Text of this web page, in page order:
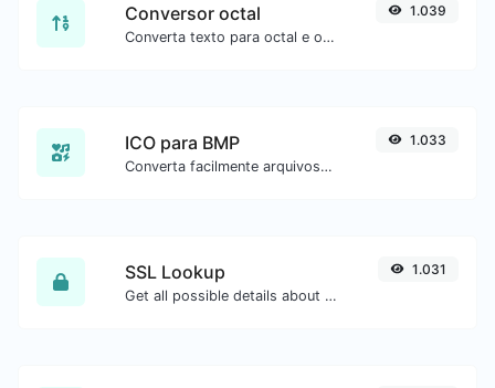
Conversor octal
Converta texto para octal e o contrário para qualquer entrada de string.
1.039
ICO para BMP
Converta facilmente arquivos de imagem ICO para BMP.
1.033
SSL Lookup
Get all possible details about an SSL certificate.
1.031